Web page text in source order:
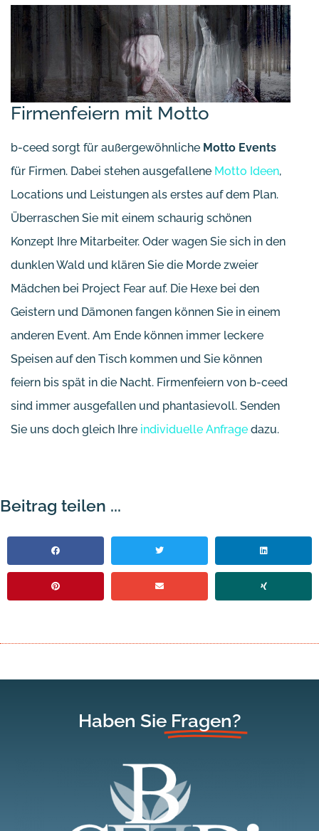
Firmenfeiern mit Motto
b-ceed sorgt für außergewöhnliche Motto Events
für Firmen. Dabei stehen ausgefallene Motto Ideen,
Locations und Leistungen als erstes auf dem Plan.
Überraschen Sie mit einem schaurig schönen
Konzept Ihre Mitarbeiter. Oder wagen Sie sich in den
dunklen Wald und klären Sie die Morde zweier
Mädchen bei Project Fear auf. Die Hexe bei den
Geistern und Dämonen fangen können Sie in einem
anderen Event. Am Ende können immer leckere
Speisen auf den Tisch kommen und Sie können
feiern bis spät in die Nacht. Firmenfeiern von b-ceed
sind immer ausgefallen und phantasievoll. Senden
Sie uns doch gleich Ihre individuelle Anfrage dazu.
Beitrag teilen ...
Haben Sie Fragen?